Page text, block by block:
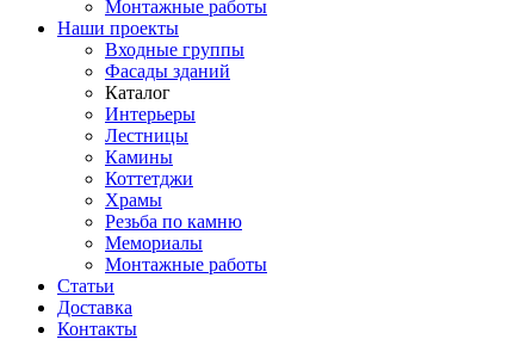
Монтажные работы
Наши проекты
Входные группы
Фасады зданий
Каталог
Интерьеры
Лестницы
Камины
Коттетджи
Храмы
Резьба по камню
Мемориалы
Монтажные работы
Статьи
Доставка
Контакты